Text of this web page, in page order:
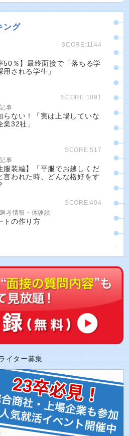
ング
SCORE:1144
50％】最終面接で「落ちる学
用される学生」
SCORE:1091
事
らない！「実は上場していな
業32社」
SCORE:517
事
服装編】「平服でお越しくだ
言われた時、どんな格好をす
SCORE:404
考情報・体験談
トの作り方